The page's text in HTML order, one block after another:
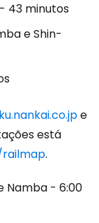
43 minutos
e Shin-
e
está
railmap.
Namba - 6:00